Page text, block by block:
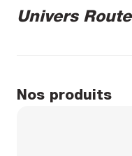
Univers Route
Nos produits